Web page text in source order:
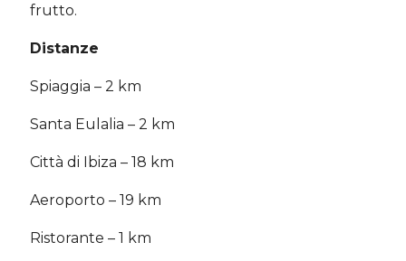
frutto.
Distanze
Spiaggia – 2 km
Santa Eulalia – 2 km
Città di Ibiza – 18 km
Aeroporto – 19 km
Ristorante – 1 km